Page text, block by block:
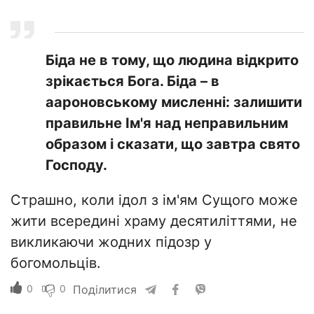
Біда не в тому, що людина відкрито
зрікається Бога. Біда – в
аароновському мисленні: залишити
правильне Ім'я над неправильним
образом і сказати, що завтра свято
Господу.
Страшно, коли ідол з ім'ям Сущого може
жити всередині храму десятиліттями, не
викликаючи жодних підозр у
богомольців.
0 0 Поділитися